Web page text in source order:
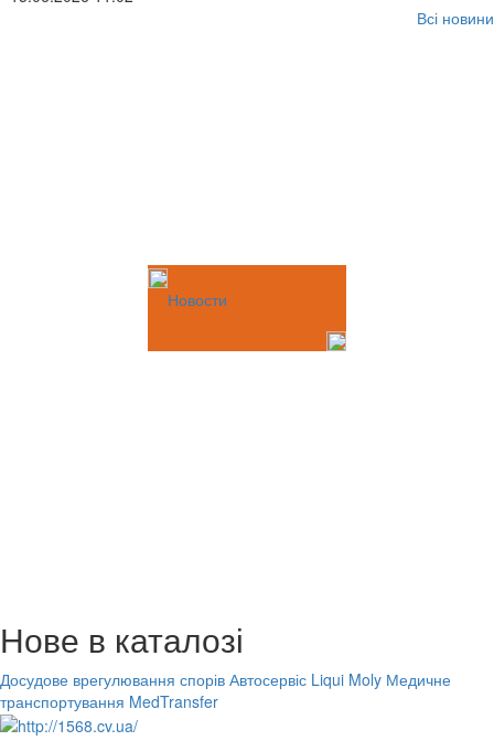
Всі новини
Новости
Нове в каталозі
Досудове врегулювання спорів Автосервіс Liqui Moly Медичне
транспортування MedTransfer